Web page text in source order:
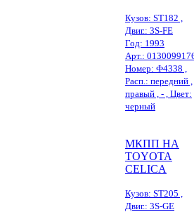
Кузов: ST182 ,
Двиг.: 3S-FE
Год: 1993
Арт.:
Номер: Ф4338 ,
Расп.: передний ,
правый , - , Цвет:
черный
МКПП НА
TOYOTA
CELICA
Кузов: ST205 ,
Двиг.: 3S-GE